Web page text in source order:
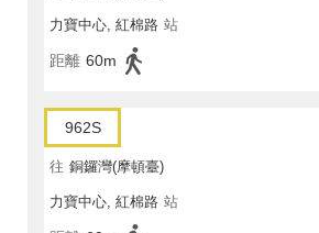
力寶中心, 紅棉路 站
距離 60m
962S
往 銅鑼灣(摩頓臺)
力寶中心, 紅棉路 站